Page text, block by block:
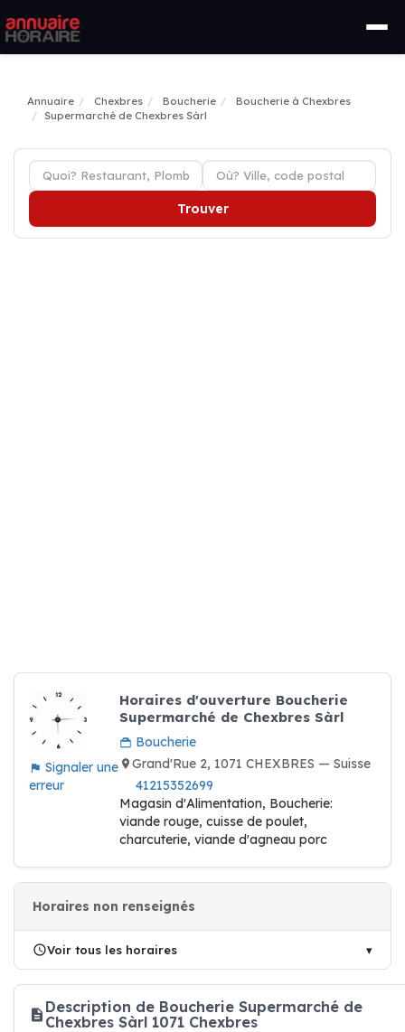
Annuaire Chexbres Boucherie
Boucherie à Chexbres
Supermarché de Chexbres Sàrl
Trouver
Signaler une
erreur
Horaires d'ouverture Boucherie
Supermarché de Chexbres Sàrl
Boucherie
Grand'Rue 2, 1071 CHEXBRES — Suisse
41215352699
Magasin d'Alimentation, Boucherie:
viande rouge, cuisse de poulet,
charcuterie, viande d'agneau porc
Horaires non renseignés
Voir tous les horaires
Description de Boucherie Supermarché de
Chexbres Sàrl 1071 Chexbres